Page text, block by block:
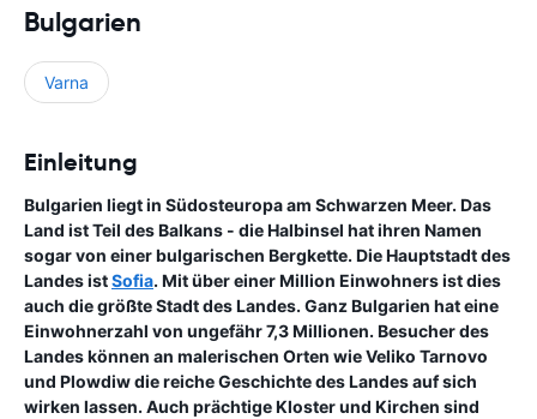
Bulgarien
Varna
Einleitung
Bulgarien liegt in Südosteuropa am Schwarzen Meer. Das
Land ist Teil des Balkans - die Halbinsel hat ihren Namen
sogar von einer bulgarischen Bergkette. Die Hauptstadt des
Landes istSofia. Mit über einer Million Einwohners ist dies
auch die größte Stadt des Landes. Ganz Bulgarien hat eine
Einwohnerzahl von ungefähr 7,3 Millionen. Besucher des
Landes können an malerischen Orten wie Veliko Tarnovo
und Plowdiw die reiche Geschichte des Landes auf sich
wirken lassen. Auch prächtige Kloster und Kirchen sind